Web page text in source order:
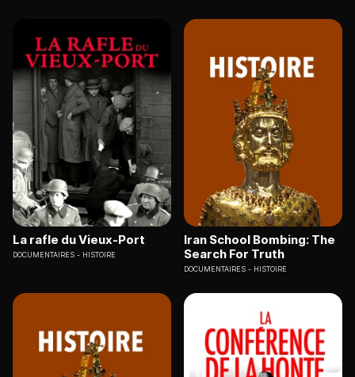
La rafle du Vieux-Port
DOCUMENTAIRES HISTOIRE
Iran School Bombing: The
Search For Truth
DOCUMENTAIRES HISTOIRE